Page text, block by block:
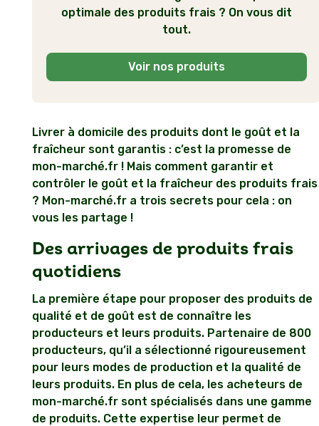
Stocker et conserver des produits frais
de qualité : les 5 chambres froides de
Des livraisons de produits frais qui
optimale des produits frais ? On vous dit
tout.
Voir nos produits
Livrer à domicile des produits dont le goût et la
fraîcheur sont garantis : c’est la promesse de
mon-marché.fr ! Mais comment garantir et
contrôler le goût et la fraîcheur des produits frais
? Mon-marché.fr a trois secrets pour cela : on
vous les partage !
Des arrivages de produits frais
quotidiens
La première étape pour proposer des produits de
qualité et de goût est de connaître les
producteurs et leurs produits. Partenaire de 800
producteurs, qu’il a sélectionné rigoureusement
pour leurs modes de production et la qualité de
leurs produits. En plus de cela, les acheteurs de
mon-marché.fr sont spécialisés dans une gamme
de produits. Cette expertise leur permet de